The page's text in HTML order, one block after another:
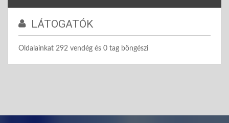
LÁTOGATÓK
Oldalainkat 292 vendég és 0 tag böngészi